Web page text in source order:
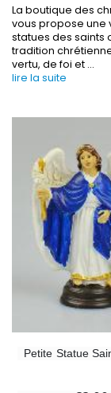
La boutique des
vous propose une
statues des saints
tradition
vertu, de foi et ...
lire la suite
Petite Statue
-10%
€15.00